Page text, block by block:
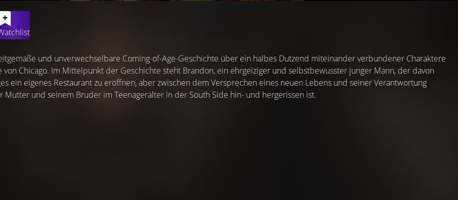
und unverwechselbare Coming-of-Age-Geschichte über ein halbes Dutzend miteinander verbundener Charaktere
von Chicago. Im Mittelpunkt der Geschichte steht Brandon, ein ehrgeiziger und selbstbewusster junger Mann, der davon
ein eigenes Restaurant zu eröffnen, aber zwischen dem Versprechen eines neuen Lebens und seiner Verantwortung
Mutter und seinem Bruder im Teenageralter in der South Side hin- und hergerissen ist.